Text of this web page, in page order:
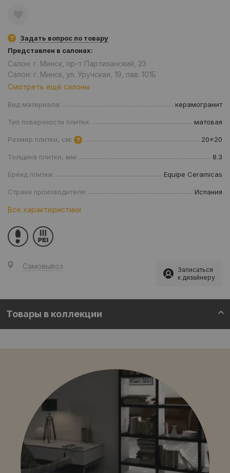
Задать вопрос по товару
Представлен в салонах:
Салон: г. Минск, пр-т Партизанский, 23
Салон: г. Минск, ул. Уручская, 19, пав. 101Б
Смотреть ещё салоны
Вид материала: керамогранит
Тип поверхности плитки: матовая
Размер плитки, см: 20x20
Толщина плитки, мм: 8.3
Бренд плитки: Equipe Ceramicas
Страна производителя: Испания
Все характеристики
Самовывоз
Записаться
к дизайнеру
Товары в коллекции